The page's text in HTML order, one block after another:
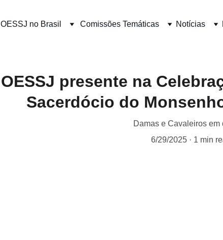
OESSJ no Brasil Comissões Temáticas Notícias
OESSJ presente na
Sacerdócio do
Damas e Cavaleiros em
6/29/2025
1 min